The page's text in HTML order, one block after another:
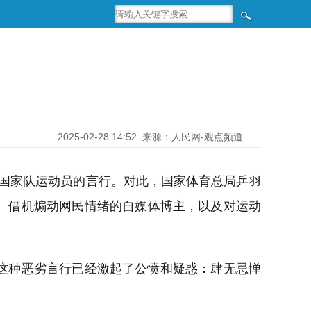
2025-02-28 14:52 来源：人民网-观点频道
家队运动员的言行。对此，国家体育总局乒羽
机煽动网民情绪的自媒体博主，以及对运动
种恶劣言行已经激起了公愤和疑惑：肆无忌惮